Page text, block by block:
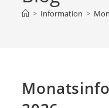
> Information >